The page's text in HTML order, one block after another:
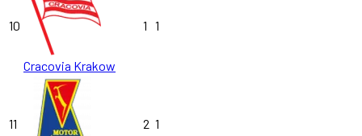
10
Cracovia Krakow
1 1
11 2 1